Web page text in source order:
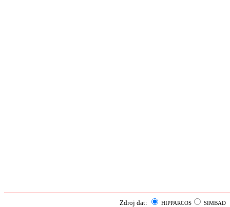
Zdroj dat: HIPPARCOS SIMBAD